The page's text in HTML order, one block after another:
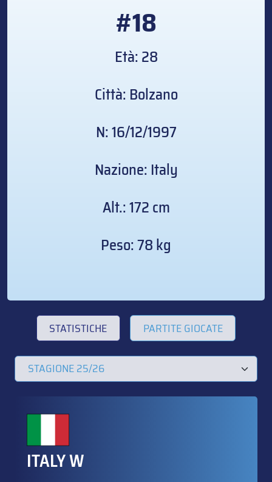
#18
Età: 28
Città: Bolzano
N: 16/12/1997
Nazione: Italy
Alt.: 172 cm
Peso: 78 kg
STATISTICHE PARTITE GIOCATE
ITALY W